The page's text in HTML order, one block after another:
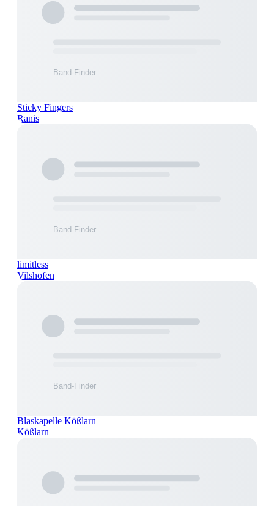
Sticky Fingers
Ranis
limitless
Vilshofen
Blaskapelle Kößlarn
Kößlarn